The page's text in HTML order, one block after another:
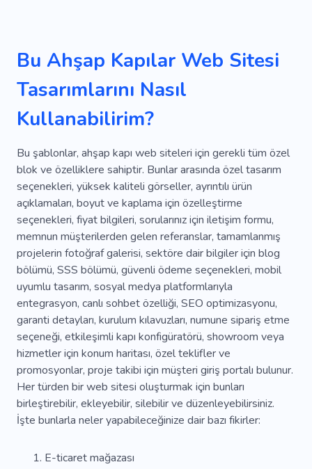
Eşsiz
Serin Mobil SEO
Yaratıcı
Basit
Bilgilendirici Şirket
Bu Ahşap Kapılar Web Sitesi
Tasarımlarını Nasıl
Kullanabilirim?
Bu şablonlar, ahşap kapı web siteleri için gerekli tüm özel
blok ve özelliklere sahiptir. Bunlar arasında özel tasarım
seçenekleri, yüksek kaliteli görseller, ayrıntılı ürün
açıklamaları, boyut ve kaplama için özelleştirme
seçenekleri, fiyat bilgileri, sorularınız için iletişim formu,
memnun müşterilerden gelen referanslar, tamamlanmış
projelerin fotoğraf galerisi, sektöre dair bilgiler için blog
bölümü, SSS bölümü, güvenli ödeme seçenekleri, mobil
uyumlu tasarım, sosyal medya platformlarıyla
entegrasyon, canlı sohbet özelliği, SEO optimizasyonu,
garanti detayları, kurulum kılavuzları, numune sipariş etme
seçeneği, etkileşimli kapı konfigüratörü, showroom veya
hizmetler için konum haritası, özel teklifler ve
promosyonlar, proje takibi için müşteri giriş portalı bulunur.
Her türden bir web sitesi oluşturmak için bunları
birleştirebilir, ekleyebilir, silebilir ve düzenleyebilirsiniz.
İşte bunlarla neler yapabileceğinize dair bazı fikirler:
E-ticaret mağazası